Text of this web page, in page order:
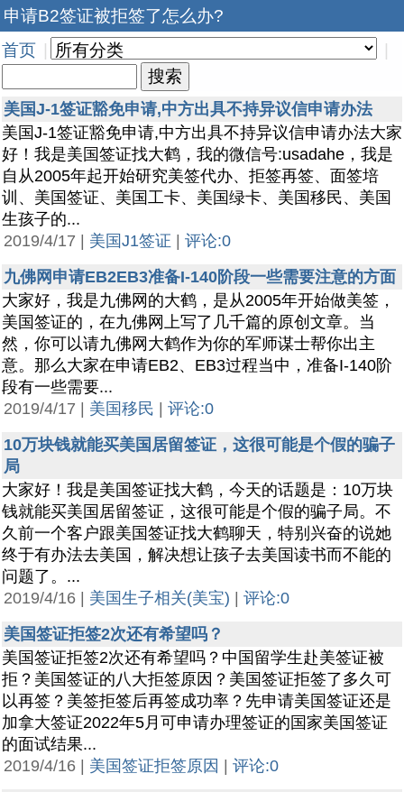
申请B2签证被拒签了怎么办?
首页
美国J-1签证豁免申请,中方出具不持异议信申请办法
美国J-1签证豁免申请,中方出具不持异议信申请办法大家
好！我是美国签证找大鹤，我的微信号:usadahe，我是
自从2005年起开始研究美签代办、拒签再签、面签培
训、美国签证、美国工卡、美国绿卡、美国移民、美国
生孩子的...
2019/4/17 | 美国J1签证
评论:0
九佛网申请EB2EB3准备I-140阶段一些需要注意的方面
大家好，我是九佛网的大鹤，是从2005年开始做美签，
美国签证的，在九佛网上写了几千篇的原创文章。当
然，你可以请九佛网大鹤作为你的军师谋士帮你出主
意。那么大家在申请EB2、EB3过程当中，准备I-140阶
段有一些需要...
2019/4/17 | 美国移民
评论:0
10万块钱就能买美国居留签证，这很可能是个假的骗子
局
大家好！我是美国签证找大鹤，今天的话题是：10万块
钱就能买美国居留签证，这很可能是个假的骗子局。不
久前一个客户跟美国签证找大鹤聊天，特别兴奋的说她
终于有办法去美国，解决想让孩子去美国读书而不能的
问题了。...
2019/4/16 | 美国生子相关(美宝)
评论:0
美国签证拒签2次还有希望吗？
美国签证拒签2次还有希望吗？中国留学生赴美签证被
拒？美国签证的八大拒签原因？美国签证拒签了多久可
以再签？美签拒签后再签成功率？先申请美国签证还是
加拿大签证2022年5月可申请办理签证的国家美国签证
的面试结果...
2019/4/16 | 美国签证拒签原因
评论:0